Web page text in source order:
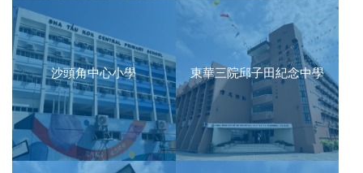
沙頭角中心小學 東華三院邱子田紀念中學